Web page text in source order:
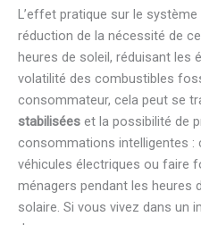
L’effet pratique sur le
réduction de la nécessité de
heures de soleil, réduisant les
volatilité des combustibles
consommateur, cela peut se
stabilisées et la possibilité de
consommations intelligentes :
véhicules électriques ou faire
ménagers pendant les heures
solaire. Si vous vivez dans un